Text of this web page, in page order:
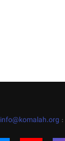
:
info@komalah.org